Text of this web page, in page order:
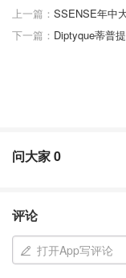
比如同样是预定多
搜索，票价$165
尔的航班。
上一篇：
下一篇：
问大家0
评论
打开App写评论